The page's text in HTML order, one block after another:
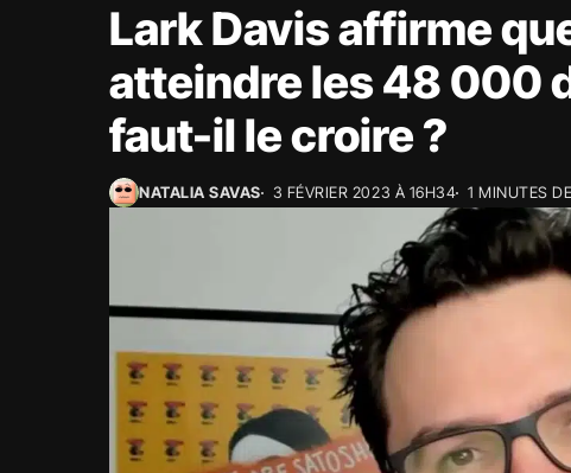
Lark Davis affirme
atteindre les 48 000
faut-il le croire ?
NATALIA SAVAS 3 FÉVRIER 2023 À 16H34 1 MINUTES